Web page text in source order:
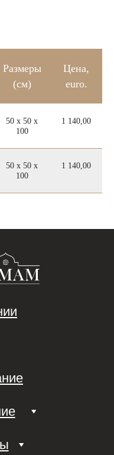
Размеры
(см)
Цена,
euro.
50 х 50 х
100
1 140,00
50 х 50 х
100
1 140,00